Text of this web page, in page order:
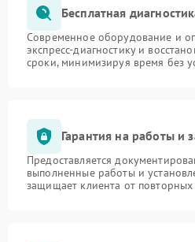
Бесплатная
Современное оборудование и
экспресс-диагностику и
сроки, минимизируя время без
Гарантия на работы и
Предоставляется
выполненные работы и
защищает клиента от повторных